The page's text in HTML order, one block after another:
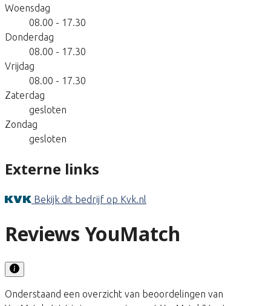
Woensdag
08.00 - 17.30
Donderdag
08.00 - 17.30
Vrijdag
08.00 - 17.30
Zaterdag
gesloten
Zondag
gesloten
Externe links
Bekijk dit bedrijf op Kvk.nl
Reviews YouMatch
Onderstaand een overzicht van beoordelingen van